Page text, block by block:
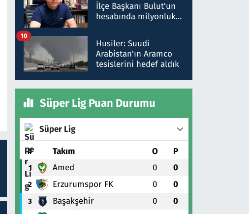
İlçe Başkanı Bulut'un
hesabında milyonluk
talimat verdi, ben
gönderdim
Husiler: Suudi
Arabistan'ın Aramco
tesislerini hedef aldık
10
Süper Lig Puan Durumu
Süper Lig
# Takım O P
1 Amed 0 0
2 Erzurumspor FK 0 0
3 Başakşehir 0 0